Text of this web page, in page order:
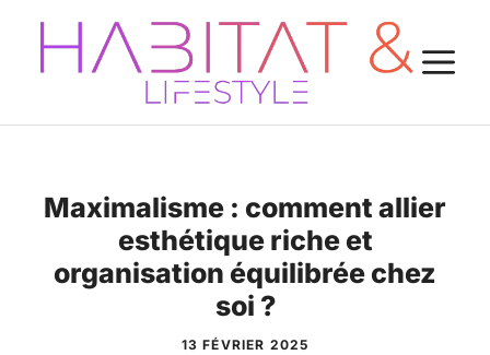
Aller
contenu
Maximalisme : comment allier
esthétique riche et
organisation équilibrée chez
soi ?
13 FÉVRIER 2025